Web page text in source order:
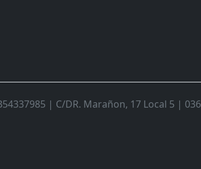
| C/DR. Marañon, 17 Local 5 |